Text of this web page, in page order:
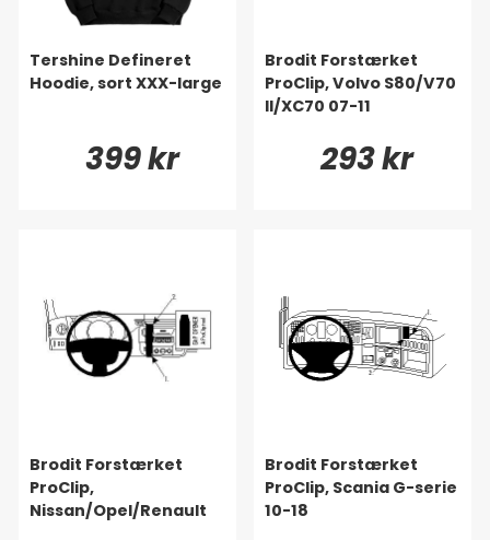
Tershine Defineret
Hoodie, sort XXX-large
399 kr
Brodit Forstærket
ProClip, Volvo S80/V70
II/XC70 07-11
293 kr
Brodit Forstærket
ProClip,
Nissan/Opel/Renault
Brodit Forstærket
ProClip, Scania G-serie
10-18